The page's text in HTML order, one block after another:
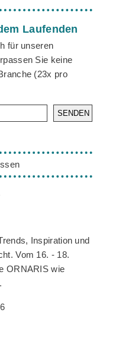
Laufenden
für unseren
Sie keine
(23x pro
SENDEN
Inspiration und
Vom 16. - 18.
ORNARIS wie